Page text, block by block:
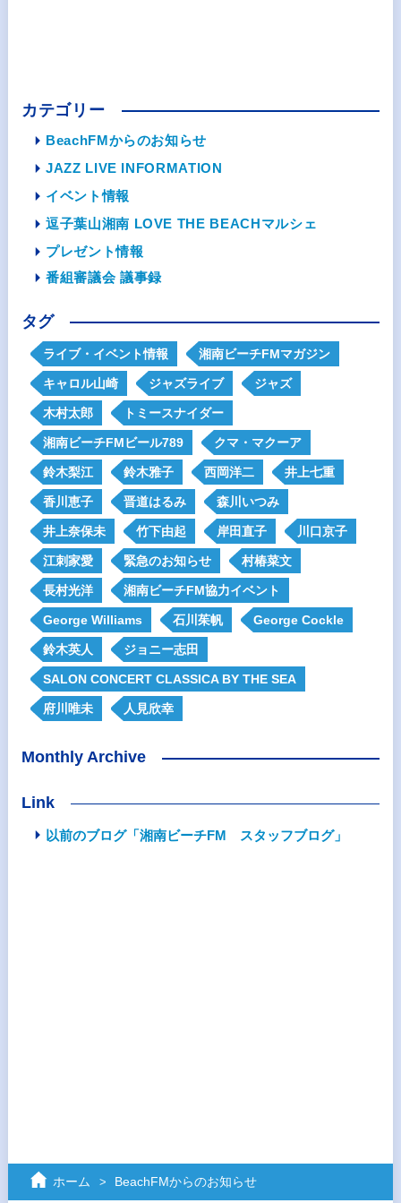
カテゴリー
BeachFMからのお知らせ
JAZZ LIVE INFORMATION
イベント情報
逗子葉山湘南 LOVE THE BEACHマルシェ
プレゼント情報
番組審議会 議事録
タグ
ライブ・イベント情報 湘南ビーチFMマガジン
キャロル山崎 ジャズライブ ジャズ
木村太郎 トミースナイダー
湘南ビーチFMビール789 クマ・マクーア
鈴木梨江 鈴木雅子 西岡洋二 井上七重
香川恵子 晋道はるみ 森川いつみ
井上奈保未 竹下由起 岸田直子 川口京子
江刺家愛 緊急のお知らせ 村椿菜文
長村光洋 湘南ビーチFM協力イベント
George Williams 石川茱帆 George Cockle
鈴木英人 ジョニー志田
SALON CONCERT CLASSICA BY THE SEA
府川唯未 人見欣幸
Monthly Archive
Link
以前のブログ「湘南ビーチFM スタッフブログ」
ホーム BeachFMからのお知らせ